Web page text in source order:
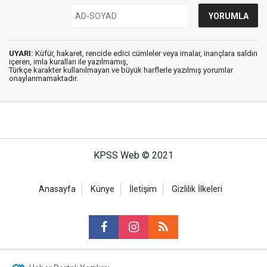
UYARI: Küfür, hakaret, rencide edici cümleler veya imalar, inançlara saldırı
içeren, imla kuralları ile yazılmamış,
Türkçe karakter kullanılmayan ve büyük harflerle yazılmış yorumlar
onaylanmamaktadır.
KPSS Web © 2021
Anasayfa Künye İletişim Gizlilik İlkeleri